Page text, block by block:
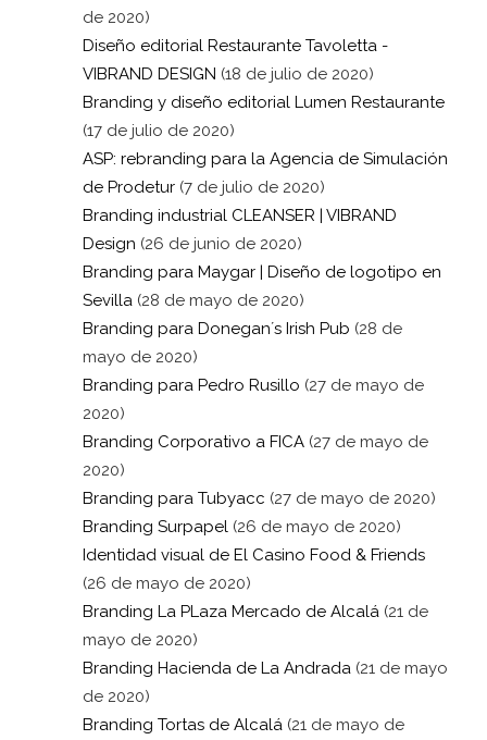
de 2020)
Diseño editorial Restaurante Tavoletta -
VIBRAND DESIGN (18 de julio de 2020)
Branding y diseño editorial Lumen Restaurante
(17 de julio de 2020)
ASP: rebranding para la Agencia de Simulación
de Prodetur (7 de julio de 2020)
Branding industrial CLEANSER | VIBRAND
Design (26 de junio de 2020)
Branding para Maygar | Diseño de logotipo en
Sevilla (28 de mayo de 2020)
Branding para Donegan´s Irish Pub (28 de
mayo de 2020)
Branding para Pedro Rusillo (27 de mayo de
2020)
Branding Corporativo a FICA (27 de mayo de
2020)
Branding para Tubyacc (27 de mayo de 2020)
Branding Surpapel (26 de mayo de 2020)
Identidad visual de El Casino Food & Friends
(26 de mayo de 2020)
Branding La PLaza Mercado de Alcalá (21 de
mayo de 2020)
Branding Hacienda de La Andrada (21 de mayo
de 2020)
Branding Tortas de Alcalá (21 de mayo de